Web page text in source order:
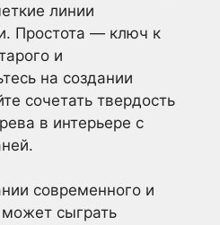
линии
Простота — ключ к
и
на создании
сочетать твердость
в интерьере с
современного и
сыграть